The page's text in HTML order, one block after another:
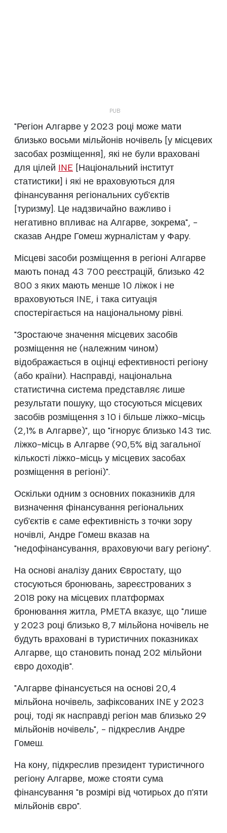
"Регіон Алгарве у 2023 році може мати
близько восьми мільйонів ночівель [у місцевих
засобах розміщення], які не були враховані
для цілей INE [Національний інститут
статистики] і які не враховуються для
фінансування регіональних суб'єктів
[туризму]. Це надзвичайно важливо і
негативно впливає на Алгарве, зокрема", -
сказав Андре Гомеш журналістам у Фару.
Місцеві засоби розміщення в регіоні Алгарве
мають понад 43 700 реєстрацій, близько 42
800 з яких мають менше 10 ліжок і не
враховуються INE, і така ситуація
спостерігається на національному рівні.
"Зростаюче значення місцевих засобів
розміщення не (належним чином)
відображається в оцінці ефективності регіону
(або країни). Насправді, національна
статистична система представляє лише
результати пошуку, що стосуються місцевих
засобів розміщення з 10 і більше ліжко-місць
(2,1% в Алгарве)", що "ігнорує близько 143 тис.
ліжко-місць в Алгарве (90,5% від загальної
кількості ліжко-місць у місцевих засобах
розміщення в регіоні)".
Оскільки одним з основних показників для
визначення фінансування регіональних
суб'єктів є саме ефективність з точки зору
ночівлі, Андре Гомеш вказав на
"недофінансування, враховуючи вагу регіону".
На основі аналізу даних Євростату, що
стосуються бронювань, зареєстрованих з
2018 року на місцевих платформах
бронювання житла, PMETA вказує, що "лише
у 2023 році близько 8,7 мільйона ночівель не
будуть враховані в туристичних показниках
Алгарве, що становить понад 202 мільйони
євро доходів".
"Алгарве фінансується на основі 20,4
мільйона ночівель, зафіксованих INE у 2023
році, тоді як насправді регіон мав близько 29
мільйонів ночівель", - підкреслив Андре
Гомеш.
На кону, підкреслив президент туристичного
регіону Алгарве, може стояти сума
фінансування "в розмірі від чотирьох до п'яти
мільйонів євро".